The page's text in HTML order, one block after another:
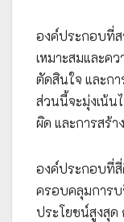
องค์ประกอบที่ส
เหมาะสมและค
ตัดสินใจ และก
ส่วนนี้จะมุ่งเน้น
ผิด และการสร้
องค์ประกอบที่
ครอบคลุมการบ
ประโยชน์สูงสุ